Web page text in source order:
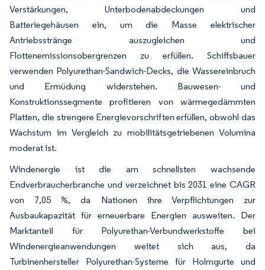
Verstärkungen, Unterbodenabdeckungen und
Batteriegehäusen ein, um die Masse elektrischer
Antriebsstränge auszugleichen und
Flottenemissionsobergrenzen zu erfüllen. Schiffsbauer
verwenden Polyurethan-Sandwich-Decks, die Wassereinbruch
und Ermüdung widerstehen. Bauwesen- und
Konstruktionssegmente profitieren von wärmegedämmten
Platten, die strengere Energievorschriften erfüllen, obwohl das
Wachstum im Vergleich zu mobilitätsgetriebenen Volumina
moderat ist.
Windenergie ist die am schnellsten wachsende
Endverbraucherbranche und verzeichnet bis 2031 eine CAGR
von 7,05 %, da Nationen ihre Verpflichtungen zur
Ausbaukapazität für erneuerbare Energien ausweiten. Der
Marktanteil für Polyurethan-Verbundwerkstoffe bei
Windenergieanwendungen weitet sich aus, da
Turbinenhersteller Polyurethan-Systeme für Holmgurte und